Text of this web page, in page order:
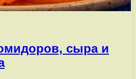
сыра и